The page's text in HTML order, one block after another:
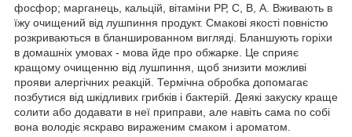
фосфор; марганець, кальцій, вітаміни РР, С, В, А. Вживають в
їжу очищений від лушпиння продукт. Смакові якості повністю
розкриваються в бланшированном вигляді. Бланшують горіхи
в домашніх умовах - мова йде про обжарке. Це сприяє
кращому очищенню від лушпиння, щоб знизити можливі
прояви алергічних реакцій. Термічна обробка допомагає
позбутися від шкідливих грибків і бактерій. Деякі закуску краще
солити або додавати в неї приправи, але навіть сама по собі
вона володіє яскраво вираженим смаком і ароматом.